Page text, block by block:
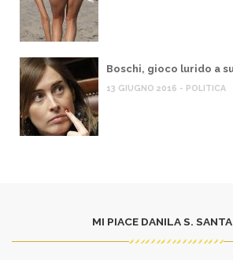
Boschi, gioco lurido a
13 GIUGNO 2016 - POLITICA
MI PIACE DANILA S.